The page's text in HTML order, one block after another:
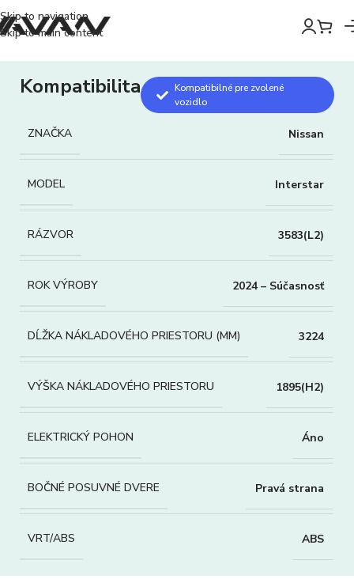
Skip to navigation
Skip to main content
Kompatibilita
Kompatibilné pre zvolené
vozidlo
ZNAČKA Nissan
MODEL Interstar
RÁZVOR 3583(L2)
ROK VÝROBY 2024 – Súčasnosť
DĹŽKA NÁKLADOVÉHO PRIESTORU (MM) 3224
VÝŠKA NÁKLADOVÉHO PRIESTORU 1895(H2)
ELEKTRICKÝ POHON Áno
BOČNÉ POSUVNÉ DVERE Pravá strana
VRT/ABS ABS